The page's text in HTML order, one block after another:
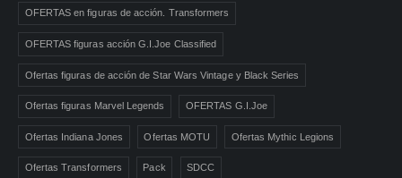
OFERTAS en figuras de acción. Transformers
OFERTAS figuras acción G.I.Joe Classified
Ofertas figuras de acción de Star Wars Vintage y Black Series
Ofertas figuras Marvel Legends OFERTAS G.I.Joe
Ofertas Indiana Jones Ofertas MOTU Ofertas Mythic Legions
Ofertas Transformers Pack SDCC